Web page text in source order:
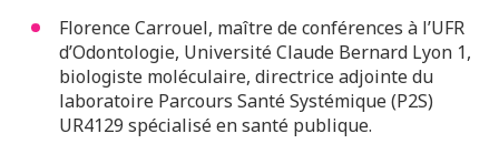
Florence Carrouel, maître de conférences à l’UFR
d’Odontologie, Université Claude Bernard Lyon 1,
biologiste moléculaire, directrice adjointe du
laboratoire Parcours Santé Systémique (P2S)
UR4129 spécialisé en santé publique.